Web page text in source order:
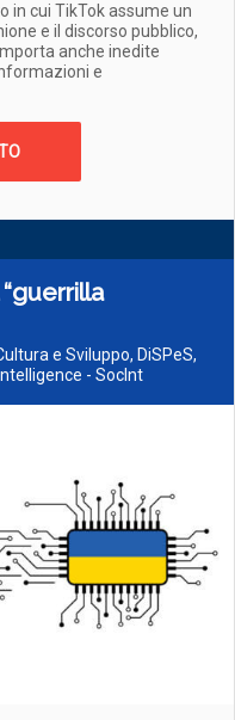
in cui TikTok assume un
e il discorso pubblico,
anche inedite
e
e Sviluppo, DiSPeS,
- SocInt